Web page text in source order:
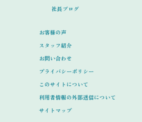
社長ブログ
お客様の声
スタッフ紹介
お問い合わせ
プライバシーポリシー
このサイトについて
利用者情報の外部送信について
サイトマップ